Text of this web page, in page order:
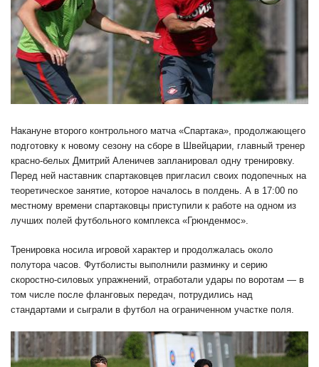
Накануне второго контрольного матча «Спартака», продолжающего
подготовку к новому сезону на сборе в Швейцарии, главный тренер
красно-белых Дмитрий Аленичев запланировал одну тренировку.
Перед ней наставник спартаковцев пригласил своих подопечных на
теоретическое занятие, которое началось в полдень. А в 17:00 по
местному времени спартаковцы приступили к работе на одном из
лучших полей футбольного комплекса «Грюнденмос».
Тренировка носила игровой характер и продолжалась около
полутора часов. Футболисты выполнили разминку и серию
скоростно-силовых упражнений, отработали удары по воротам — в
том числе после фланговых передач, потрудились над
стандартами и сыграли в футбол на ограниченном участке поля.